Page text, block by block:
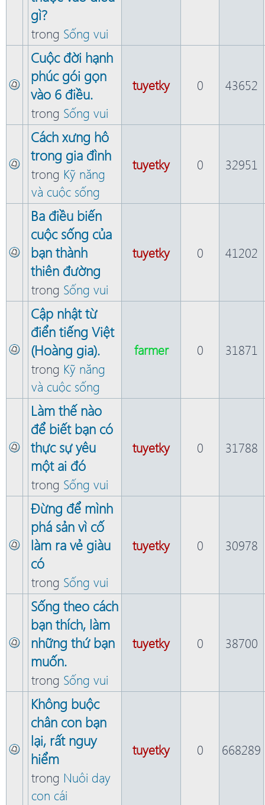
gì?
trong Sống vui
Cuộc đời hạnh
phúc gói gọn
vào 6 điều.
trong Sống vui
tuyetky 0 43652
Cách xưng hô
trong gia đình
trong Kỹ năng
và cuộc sống
tuyetky 0 32951
Ba điều biến
cuộc sống của
bạn thành
thiên đường
trong Sống vui
tuyetky 0 41202
Cập nhật từ
điển tiếng Việt
(Hoàng gia).
trong Kỹ năng
và cuộc sống
farmer 0 31871
Làm thế nào
để biết bạn có
thực sự yêu
một ai đó
trong Sống vui
tuyetky 0 31788
Đừng để mình
phá sản vì cố
làm ra vẻ giàu
có
trong Sống vui
tuyetky 0 30978
Sống theo cách
bạn thích, làm
những thứ bạn
muốn.
trong Sống vui
tuyetky 0 38700
Không buộc
chân con bạn
lại, rất nguy
hiểm
trong Nuôi dạy
con cái
tuyetky 0 668289